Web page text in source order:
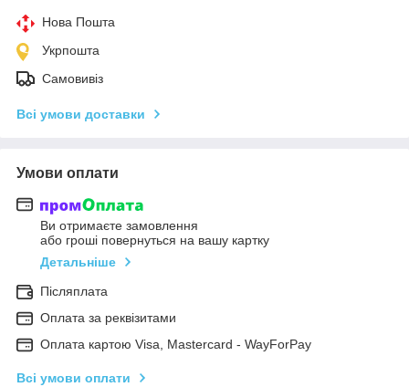
Нова Пошта
Укрпошта
Самовивіз
Всі умови доставки
Умови оплати
Ви отримаєте замовлення
або гроші повернуться на вашу картку
Детальніше
Післяплата
Оплата за реквізитами
Оплата картою Visa, Mastercard - WayForPay
Всі умови оплати